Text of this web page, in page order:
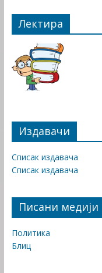
Лектира
Издавачи
Списак издавача
Списак издавача
Писани медији
Политика
Блиц